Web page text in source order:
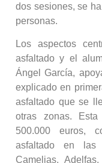
dos sesiones, se
personas.
Los aspectos
asfaltado y el
Ángel García,
explicado en
asfaltado que se
otras zonas.
500.000 euros,
asfaltado en las
Camelias,